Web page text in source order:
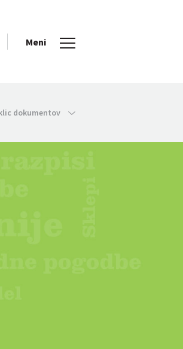
Meni
dokumentov